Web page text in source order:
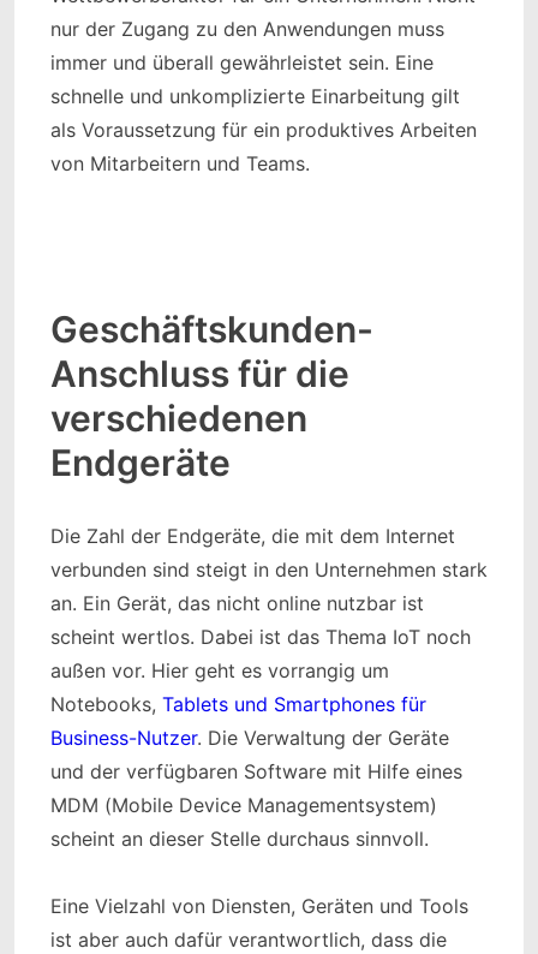
nur der Zugang zu den Anwendungen muss
immer und überall gewährleistet sein. Eine
schnelle und unkomplizierte Einarbeitung gilt
als Voraussetzung für ein produktives Arbeiten
von Mitarbeitern und Teams.
Geschäftskunden-
Anschluss für die
verschiedenen
Endgeräte
Die Zahl der Endgeräte, die mit dem Internet
verbunden sind steigt in den Unternehmen stark
an. Ein Gerät, das nicht online nutzbar ist
scheint wertlos. Dabei ist das Thema IoT noch
außen vor. Hier geht es vorrangig um
Notebooks, Tablets und Smartphones für
Business-Nutzer. Die Verwaltung der Geräte
und der verfügbaren Software mit Hilfe eines
MDM (Mobile Device Managementsystem)
scheint an dieser Stelle durchaus sinnvoll.
Eine Vielzahl von Diensten, Geräten und Tools
ist aber auch dafür verantwortlich, dass die